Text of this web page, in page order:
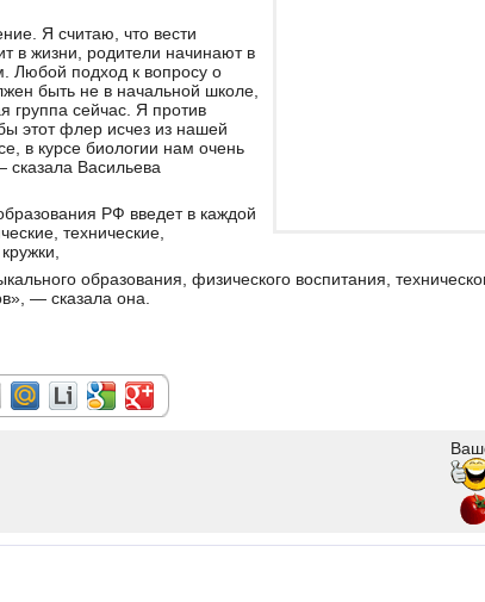
Я считаю, что вести
в жизни, родители начинают в
Любой подход к вопросу о
быть не в начальной школе,
группа сейчас. Я против
этот флер исчез из нашей
в курсе биологии нам очень
сказала Васильева
РФ введет в каждой
технические,
образования, физического воспитания,
— сказала она.